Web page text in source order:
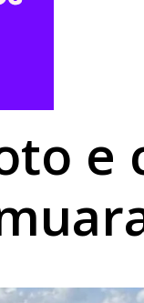
Prefeitura
e